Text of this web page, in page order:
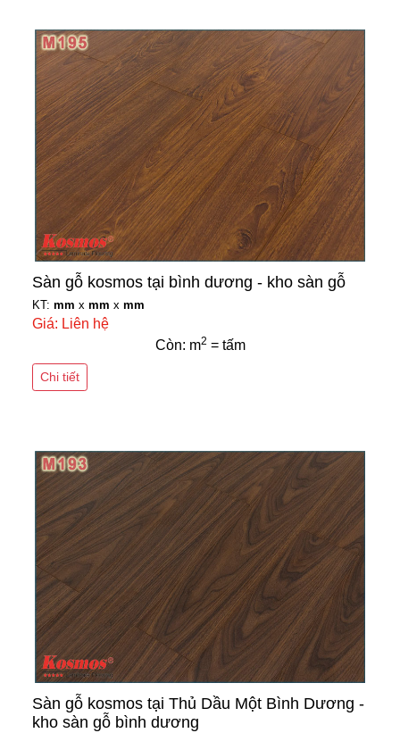
Sàn gỗ kosmos tại bình dương - kho sàn gỗ
KT: mm x mm x mm
Giá: Liên hệ
Còn: m2 = tấm
Chi tiết
Sàn gỗ kosmos tại Thủ Dầu Một Bình Dương -
kho sàn gỗ bình dương